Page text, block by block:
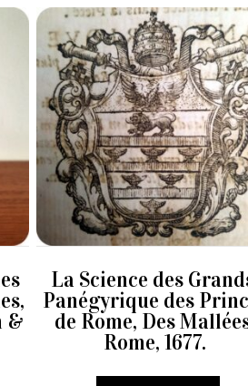
&
La Science des
Panégyrique des
de Rome, Des
Rome, 1677.